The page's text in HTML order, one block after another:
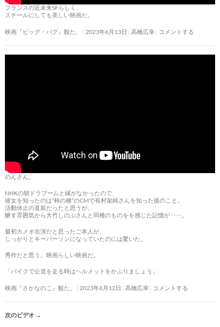
フランスの近未来SFらしく、
スチールにしても美しい映画だ。
映画『ビッグ・バグ』観た。 2023年6月13日 高橋広幸 コメントする
のんさん。
NHKの朝ドラブームと縁がなかったので、
彼女を知ったのは“柿の種”のCMで有村架純さんを知った後のこと。
活動休止の直前だったと思うが、
醸す雰囲気から大竹しのぶさんと同種のものをを感じた記憶が‥‥。
最初カメオ出演だと思ったご本人が、
しっかりとキーパーソンになっていたのには驚いた。
秀作だと思う。映画らしい映画だ。
「バイクで公道を走る時はヘルメットをかぶりましょう」
映画『さかなのこ』観た。 2023年6月12日 高橋広幸 コメントする
次のビデオ →